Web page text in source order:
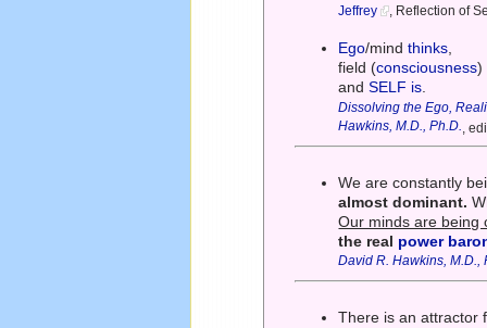
Jeffrey , Reflection of
Ego/mindthinks
field (consciousness)
andSELF is
Dissolving the Ego,
Hawkins, M.D., Ph.D. ,
We are constantly
almost dominant.
Our minds are being
the real power
David R. Hawkins, M.D.,
There is an attractor